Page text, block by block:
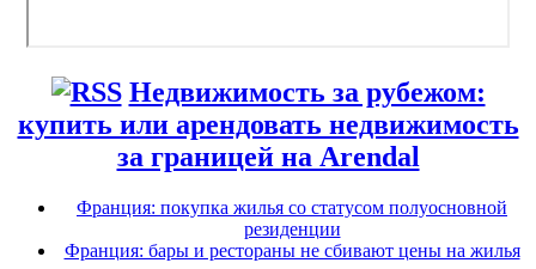
Недвижимость за рубежом:
купить или арендовать недвижимость
за границей на Arendal
Франция: покупка жилья со статусом полуосновной
резиденции
Франция: бары и рестораны не сбивают цены на жилья